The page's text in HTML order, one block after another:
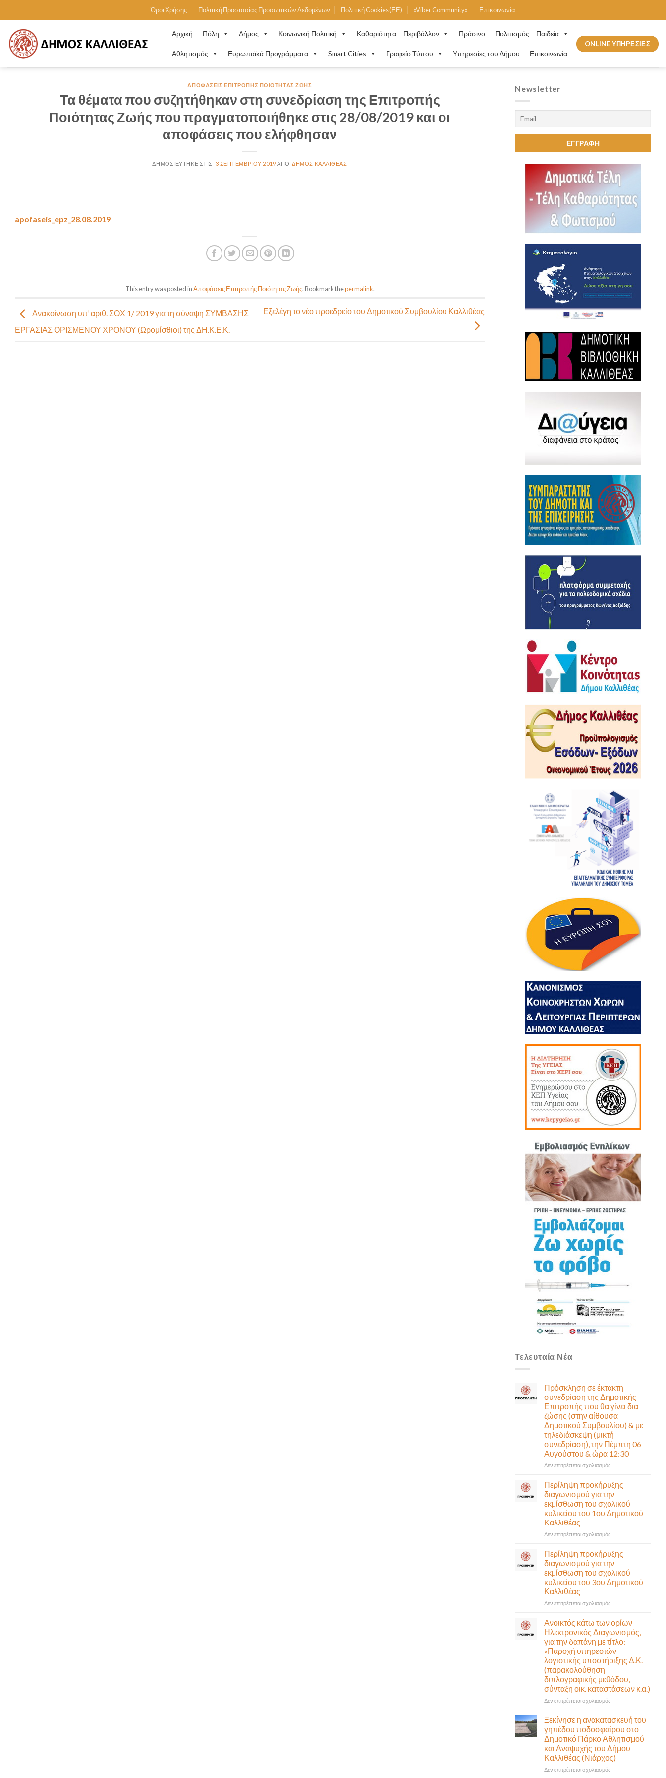
to
content
Όροι Χρήσης Πολιτική Προστασίας Προσωπικών Δεδομένων Πολιτική Cookies (ΕΕ) «Viber Community» Επικοινωνία
Αρχική Πόλη Δήμος Κοινωνική Πολιτική Καθαριότητα – Περιβάλλον Πράσινο Πολιτισμός – Παιδεία
Αθλητισμός Ευρωπαϊκά Προγράμματα Smart Cities Γραφείο Τύπου Υπηρεσίες του Δήμου Επικοινωνία
ONLINE ΥΠΗΡΕΣΙΕΣ
ΑΠΟΦΆΣΕΙΣ ΕΠΙΤΡΟΠΉΣ ΠΟΙΌΤΗΤΑΣ ΖΩΉΣ
Τα θέματα που συζητήθηκαν στη συνεδρίαση της Επιτροπής
Ποιότητας Ζωής που πραγματοποιήθηκε στις 28/08/2019 και οι
αποφάσεις που ελήφθησαν
3 ΣΕΠΤΕΜΒΡΊΟΥ 2019 ΔΉΜΟΣ ΚΑΛΛΙΘΈΑΣ
apofaseis_epz_28.08.2019
This entry was posted inΑποφάσεις Επιτροπής Ποιότητας Ζωής. Bookmark thepermalink.
Ανακοίνωση υπ’ αριθ. ΣΟΧ 1/ 2019 για τη σύναψη ΣΥΜΒΑΣΗΣ
ΕΡΓΑΣΙΑΣ ΟΡΙΣΜΕΝΟΥ ΧΡΟΝΟΥ (Ωρομίσθιοι) της ΔΗ.Κ.Ε.Κ.
Εξελέγη το νέο προεδρείο του Δημοτικού Συμβουλίου Καλλιθέας
Newsletter
Τελευταία Νέα
Πρόσκληση σε έκτακτη
συνεδρίαση της Δημοτικής
Επιτροπής που θα γίνει δια
ζώσης (στην αίθουσα
Δημοτικού Συμβουλίου) & με
τηλεδιάσκεψη (μικτή
συνεδρίαση), την Πέμπτη 06
Αυγούστου & ώρα 12:30
Δεν επιτρέπεται σχολιασμόςστο
σε
έκτακτη
συνεδρίαση
της
Δημοτικής
δια
ζώσης
(στην
αίθουσα
&
τηλεδιάσκεψη
(μικτή
συνεδρίαση),
την
Πέμπτη
06
Αυγούστου
&
ώρα
12:30
Περίληψη προκήρυξης
διαγωνισμού για την
εκμίσθωση του σχολικού
κυλικείου του 1ου Δημοτικού
Καλλιθέας
Δεν επιτρέπεται σχολιασμόςστο
προκήρυξης
διαγωνισμού
για
την
εκμίσθωση
1ου
Δημοτικού
Καλλιθέας
Περίληψη προκήρυξης
διαγωνισμού για την
εκμίσθωση του σχολικού
κυλικείου του 3ου Δημοτικού
Καλλιθέας
Δεν επιτρέπεται σχολιασμόςστο
προκήρυξης
διαγωνισμού
για
την
εκμίσθωση
του
κυλικείου
του
Δημοτικού
Ανοικτός κάτω των ορίων
Ηλεκτρονικός Διαγωνισμός,
για την δαπάνη με τίτλο:
«Παροχή υπηρεσιών
λογιστικής υποστήριξης Δ.Κ.
(παρακολούθηση
διπλογραφικής μεθόδου,
σύνταξη οικ. καταστάσεων κ.α.)
Δεν επιτρέπεται σχολιασμόςστο
των
ορίων
Ηλεκτρονικός
Διαγωνισμός,
για
Ξεκίνησε η ανακατασκευή του
γηπέδου ποδοσφαίρου στο
Δημοτικό Πάρκο Αθλητισμού
και Αναψυχής του Δήμου
Καλλιθέας (Νιάρχος)
Δεν επιτρέπεται σχολιασμόςστο